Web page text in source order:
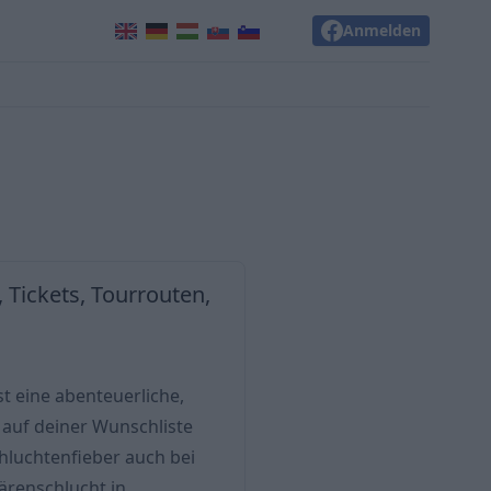
Anmelden
Tourrouten,
eine abenteuerliche,
deiner Wunschliste
auch bei